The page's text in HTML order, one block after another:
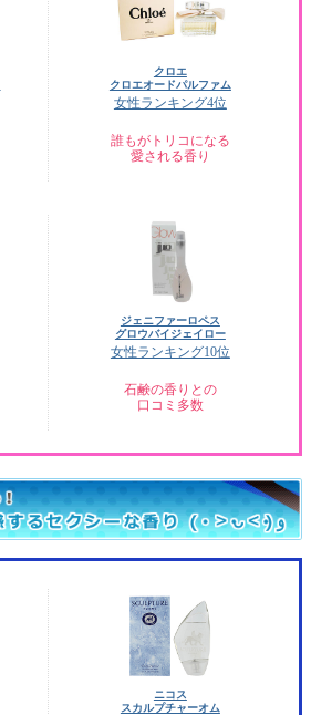
クロエ
クロエオードパルファム
女性ランキング4位
誰もがトリコになる
愛される香り
ジェニファーロペス
グロウバイジェイロー
女性ランキング10位
石鹸の香りとの
口コミ多数
ニコス
スカルプチャーオム